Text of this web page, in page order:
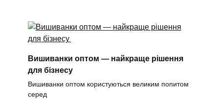
Вишиванки оптом — найкраще рішення
для бізнесу
Вишиванки оптом користуються великим попитом
серед